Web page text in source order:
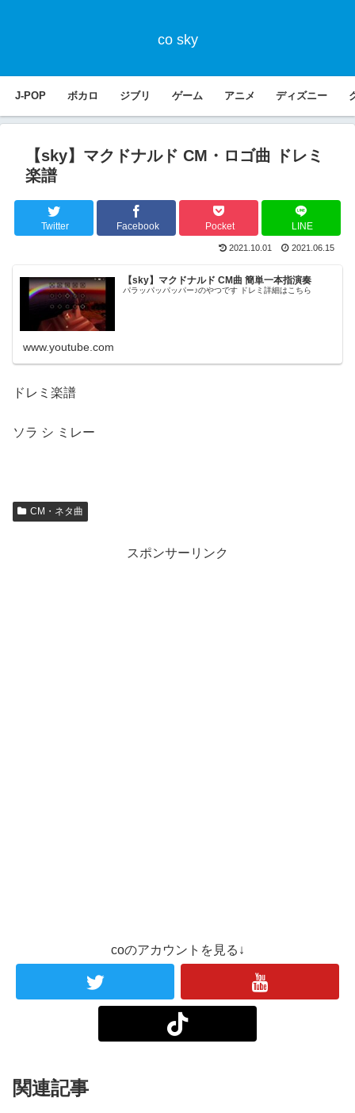
co sky
J-POP ボカロ ジブリ ゲーム アニメ ディズニー
【sky】マクドナルド CM・ロゴ曲 ドレミ
楽譜
Twitter Facebook Pocket LINE
2021.10.01 2021.06.15
【sky】マクドナルド CM曲 簡単一本指演奏
パラッパッパッパー♪のやつです ドレミ詳細はこちら
www.youtube.com
ドレミ楽譜
ソラ シ ミレー
CM・ネタ曲
スポンサーリンク
coのアカウントを見る↓
関連記事